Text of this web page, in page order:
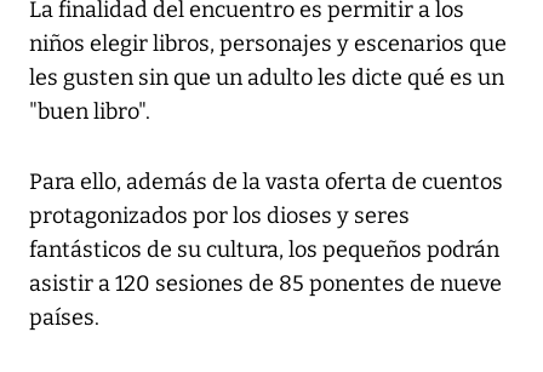
La finalidad del encuentro es permitir a los
niños elegir libros, personajes y escenarios que
les gusten sin que un adulto les dicte qué es un
"buen libro".
Para ello, además de la vasta oferta de cuentos
protagonizados por los dioses y seres
fantásticos de su cultura, los pequeños podrán
asistir a 120 sesiones de 85 ponentes de nueve
países.